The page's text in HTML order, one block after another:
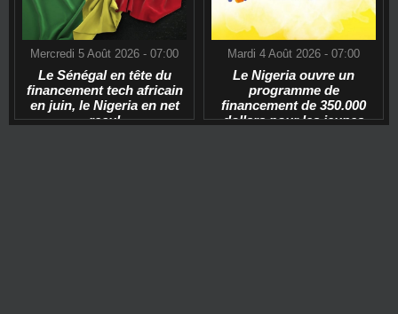
Mercredi 5 Août 2026 - 07:00
Le Sénégal en tête du
financement tech africain
en juin, le Nigeria en net
recul
Mardi 4 Août 2026 - 07:00
Le Nigeria ouvre un
programme de
financement de 350.000
dollars pour les jeunes